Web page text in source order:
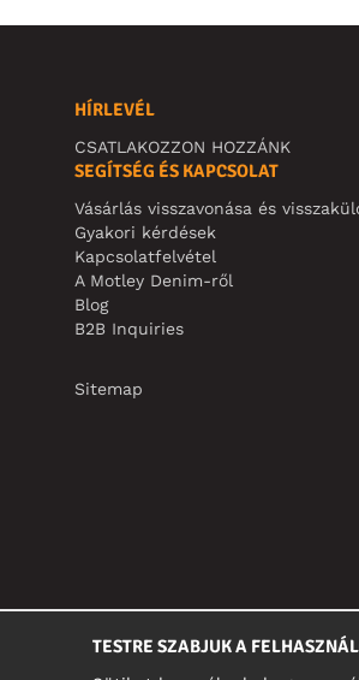
HÍRLEVÉL
CSATLAKOZZON HOZZÁNK
SEGÍTSÉG ÉS KAPCSOLAT
Vásárlás visszavonása és
Gyakori kérdések
Kapcsolatfelvétel
A Motley Denim-ről
Blog
B2B Inquiries
Sitemap
TESTRE SZABJUK A